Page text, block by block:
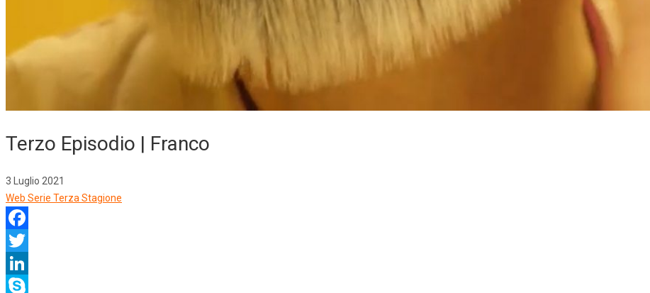
Terzo Episodio | Franco
3 Luglio 2021
Web Serie Terza Stagione
Facebook
Twitter
LinkedIn